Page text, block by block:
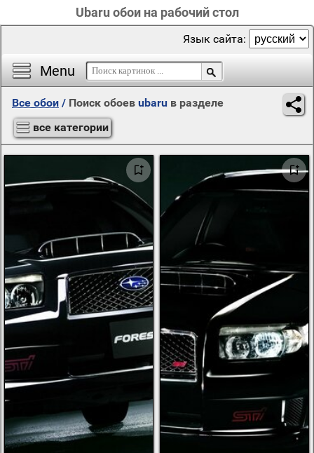
Ubaru обои на рабочий стол
Menu
Язык сайта:
Все обои / Поиск обоев ubaru в разделе
все категории